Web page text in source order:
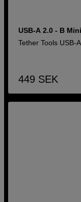
USB-A 2.0 - B
Tether Tools USB-
449 SEK